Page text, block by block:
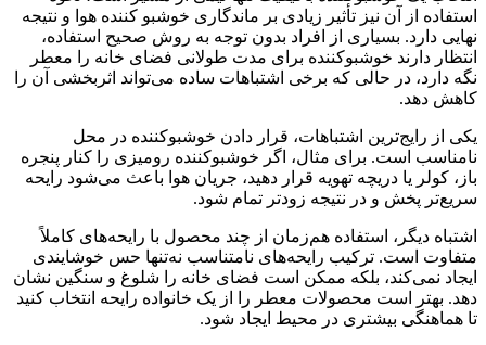
استفاده از آن نیز تأثیر زیادی بر ماندگاری خوشبو کننده هوا و نتیجه
نهایی دارد. بسیاری از افراد بدون توجه به روش صحیح استفاده،
انتظار دارند خوشبوکننده برای مدت طولانی فضای خانه را معطر
نگه دارد، در حالی که برخی اشتباهات ساده می‌تواند اثربخشی آن را
کاهش دهد.
یکی از رایج‌ترین اشتباهات، قرار دادن خوشبوکننده در محل
نامناسب است. برای مثال، اگر خوشبوکننده رومیزی را کنار پنجره
باز، کولر یا دریچه تهویه قرار دهید، جریان هوا باعث می‌شود رایحه
سریع‌تر پخش و در نتیجه زودتر تمام شود.
اشتباه دیگر، استفاده هم‌زمان از چند محصول با رایحه‌های کاملاً
متفاوت است. ترکیب رایحه‌های نامتناسب نه‌تنها حس خوشایندی
ایجاد نمی‌کند، بلکه ممکن است فضای خانه را شلوغ و سنگین نشان
دهد. بهتر است محصولات معطر را از یک خانواده رایحه انتخاب کنید
تا هماهنگی بیشتری در محیط ایجاد شود.